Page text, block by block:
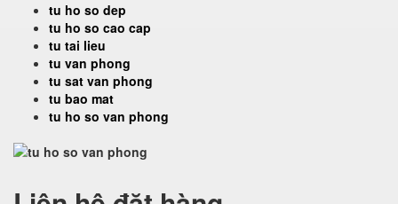
tu ho so dep
tu ho so cao cap
tu tai lieu
tu van phong
tu sat van phong
tu bao mat
tu ho so van phong